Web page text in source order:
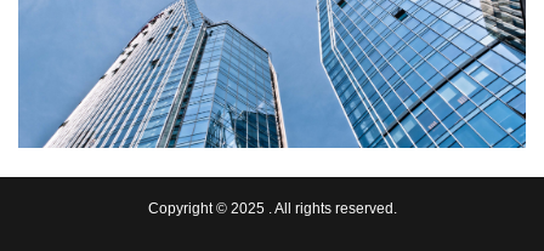
Copyright © 2025 . All rights reserved.